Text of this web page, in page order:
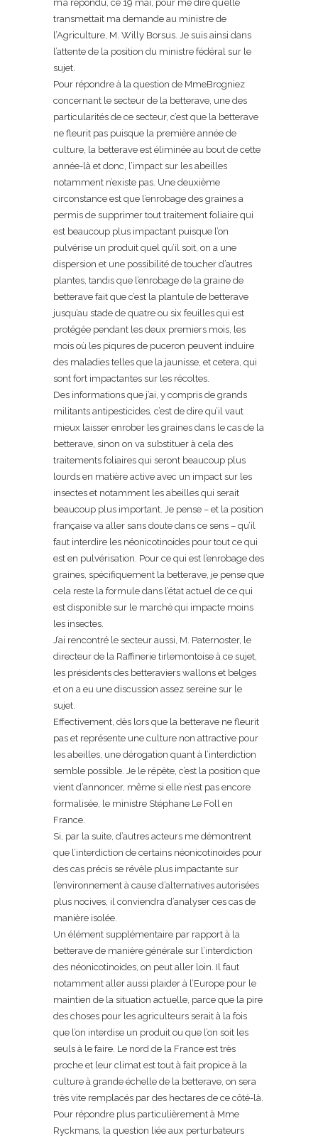
m’a répondu, ce 19 mai, pour me dire qu’elle
transmettait ma demande au ministre de
l’Agriculture, M. Willy Borsus. Je suis ainsi dans
l’attente de la position du ministre fédéral sur le
sujet.
Pour répondre à la question de MmeBrogniez
concernant le secteur de la betterave, une des
particularités de ce secteur, c’est que la betterave
ne fleurit pas puisque la première année de
culture, la betterave est éliminée au bout de cette
année-là et donc, l’impact sur les abeilles
notamment n’existe pas. Une deuxième
circonstance est que l’enrobage des graines a
permis de supprimer tout traitement foliaire qui
est beaucoup plus impactant puisque l’on
pulvérise un produit quel qu’il soit, on a une
dispersion et une possibilité de toucher d’autres
plantes, tandis que l’enrobage de la graine de
betterave fait que c’est la plantule de betterave
jusqu’au stade de quatre ou six feuilles qui est
protégée pendant les deux premiers mois, les
mois où les piqures de puceron peuvent induire
des maladies telles que la jaunisse, et cetera, qui
sont fort impactantes sur les récoltes.
Des informations que j’ai, y compris de grands
militants antipesticides, c’est de dire qu’il vaut
mieux laisser enrober les graines dans le cas de la
betterave, sinon on va substituer à cela des
traitements foliaires qui seront beaucoup plus
lourds en matière active avec un impact sur les
insectes et notamment les abeilles qui serait
beaucoup plus important. Je pense – et la position
française va aller sans doute dans ce sens – qu’il
faut interdire les néonicotinoides pour tout ce qui
est en pulvérisation. Pour ce qui est l’enrobage des
graines, spécifiquement la betterave, je pense que
cela reste la formule dans l’état actuel de ce qui
est disponible sur le marché qui impacte moins
les insectes.
J’ai rencontré le secteur aussi, M. Paternoster, le
directeur de la Raffinerie tirlemontoise à ce sujet,
les présidents des betteraviers wallons et belges
et on a eu une discussion assez sereine sur le
sujet.
Effectivement, dès lors que la betterave ne fleurit
pas et représente une culture non attractive pour
les abeilles, une dérogation quant à l’interdiction
semble possible. Je le répète, c’est la position que
vient d’annoncer, même si elle n’est pas encore
formalisée, le ministre Stéphane Le Foll en
France.
Si, par la suite, d’autres acteurs me démontrent
que l’interdiction de certains néonicotinoides pour
des cas précis se révèle plus impactante sur
l’environnement à cause d’alternatives autorisées
plus nocives, il conviendra d’analyser ces cas de
manière isolée.
Un élément supplémentaire par rapport à la
betterave de manière générale sur l’interdiction
des néonicotinoides, on peut aller loin. Il faut
notamment aller aussi plaider à l’Europe pour le
maintien de la situation actuelle, parce que la pire
des choses pour les agriculteurs serait à la fois
que l’on interdise un produit ou que l’on soit les
seuls à le faire. Le nord de la France est très
proche et leur climat est tout à fait propice à la
culture à grande échelle de la betterave, on sera
très vite remplacés par des hectares de ce côté-là.
Pour répondre plus particulièrement à Mme
Ryckmans, la question liée aux perturbateurs